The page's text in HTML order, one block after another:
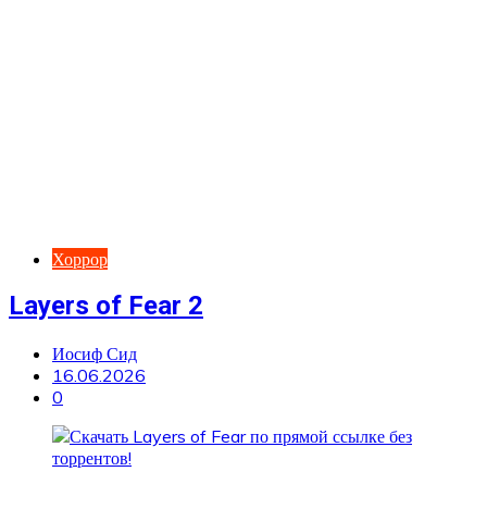
Хоррор
Layers of Fear 2
Иосиф Сид
16.06.2026
0